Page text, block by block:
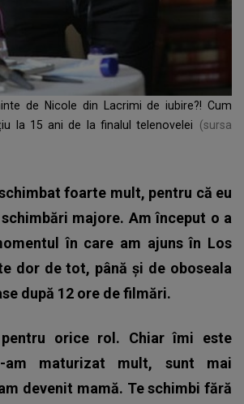
de Nicole din Lacrimi de iubire?! Cum
la 15 ani de la finalul telenovelei
(sursa
foarte mult, pentru că eu
majore. Am început o a
în care am ajuns în Los
dor de tot, până și de oboseala
după 12 ore de filmări.
orice rol. Chiar îmi este
maturizat mult, sunt mai
devenit mamă. Te schimbi fără